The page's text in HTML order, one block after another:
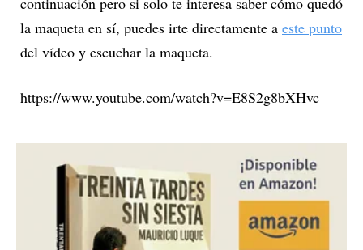
la maqueta en sí, puedes irte directamente a este punto
del vídeo y escuchar la maqueta.
https://www.youtube.com/watch?v=E8S2g8bXHvc